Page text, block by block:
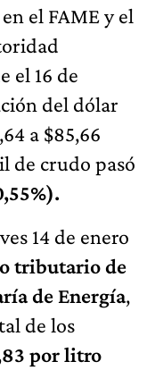
el FAME y el
el 16 de
del dólar
a $85,66
de crudo pasó
14 de enero
tributario de
de Energía,
de los
por litro